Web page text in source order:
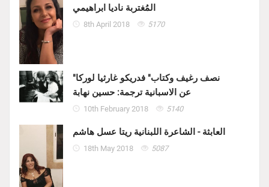
المُغتربة ناديا ابراهيمي
8th April 2018 5170
"نصف رغيف وكتاب" فدريكو غارثيا لوركا
عن الاسبانية ترجمة: حسين نهابة
10th February 2018 5140
العابثة - الشاعرة اللبنانية ريتا عسل هاشم
18th May 2018 5087